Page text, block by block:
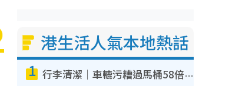
港生活人氣本地熱話
1 行李清潔｜車轆污糟過馬桶58倍！專家警告忌用酒精抹 教1招免污手除菌